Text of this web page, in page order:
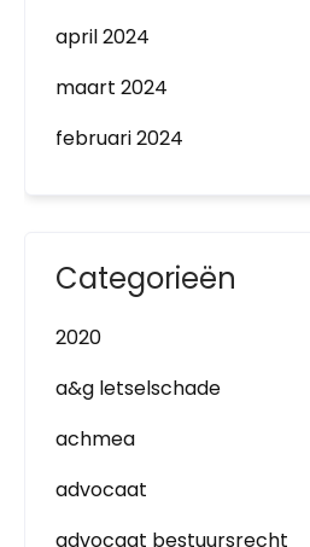
april 2024
maart 2024
februari 2024
Categorieën
2020
a&g letselschade
achmea
advocaat
advocaat bestuursrecht